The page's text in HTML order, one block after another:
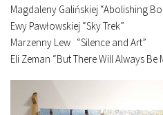
Magdaleny Galińskiej “Abolishing
Ewy Pawłowskiej “Sky Trek”
Marzenny Lew “Silence and Art”
Eli Zeman “But There Will Always